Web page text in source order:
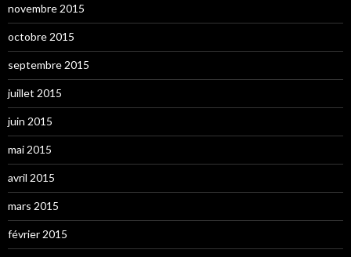
novembre 2015
octobre 2015
septembre 2015
juillet 2015
juin 2015
mai 2015
avril 2015
mars 2015
février 2015